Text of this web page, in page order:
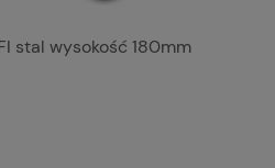
stal wysokość 180mm